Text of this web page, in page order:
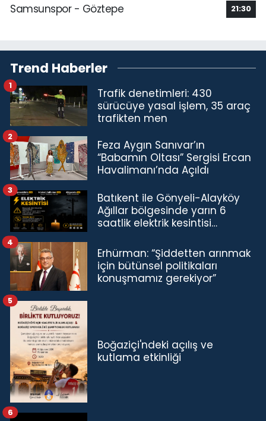
Samsunspor - Göztepe
21:30
Trend Haberler
Trafik denetimleri: 430
sürücüye yasal işlem, 35 araç
trafikten men
1
Feza Aygın Sanıvar’ın
“Babamın Oltası” Sergisi Ercan
Havalimanı’nda Açıldı
2
Batıkent ile Gönyeli-Alayköy
Ağıllar bölgesinde yarın 6
saatlik elektrik kesintisi…
3
Erhürman: “Şiddetten arınmak
için bütünsel politikaları
konuşmamız gerekiyor”
4
Boğaziçi'ndeki açılış ve
kutlama etkinliği
5
6